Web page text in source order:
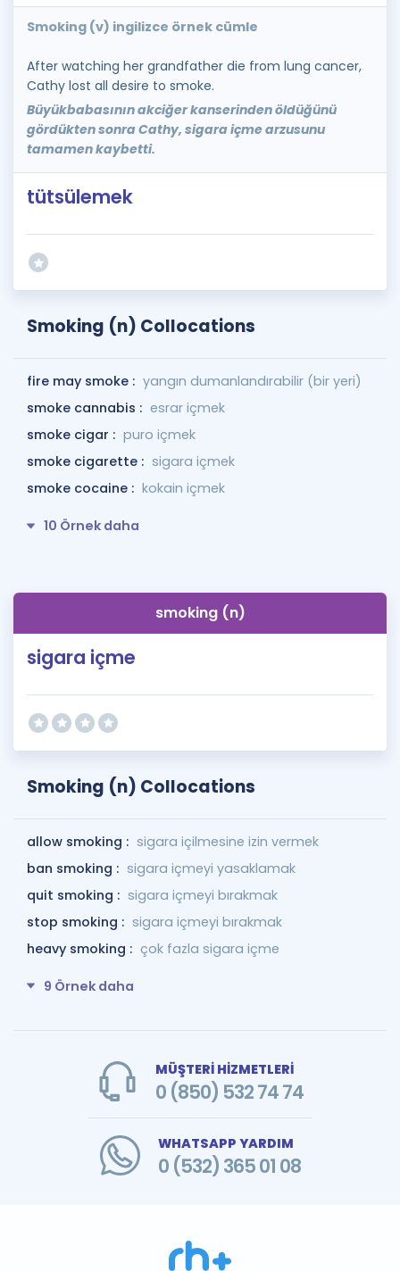
Smoking (v) ingilizce örnek cümle
After watching her grandfather die from lung cancer,
Cathy lost all desire to smoke.
Büyükbabasının akciğer kanserinden öldüğünü
gördükten sonra Cathy, sigara içme arzusunu
tamamen kaybetti.
tütsülemek
Smoking (n) Collocations
fire may smoke : yangın dumanlandırabilir (bir yeri)
smoke cannabis : esrar içmek
smoke cigar : puro içmek
smoke cigarette : sigara içmek
smoke cocaine : kokain içmek
10 Örnek daha
smoking (n)
sigara içme
Smoking (n) Collocations
allow smoking : sigara içilmesine izin vermek
ban smoking : sigara içmeyi yasaklamak
quit smoking : sigara içmeyi bırakmak
stop smoking : sigara içmeyi bırakmak
heavy smoking : çok fazla sigara içme
9 Örnek daha
MÜŞTERİ HİZMETLERİ
0 (850) 532 74 74
WHATSAPP YARDIM
0 (532) 365 01 08